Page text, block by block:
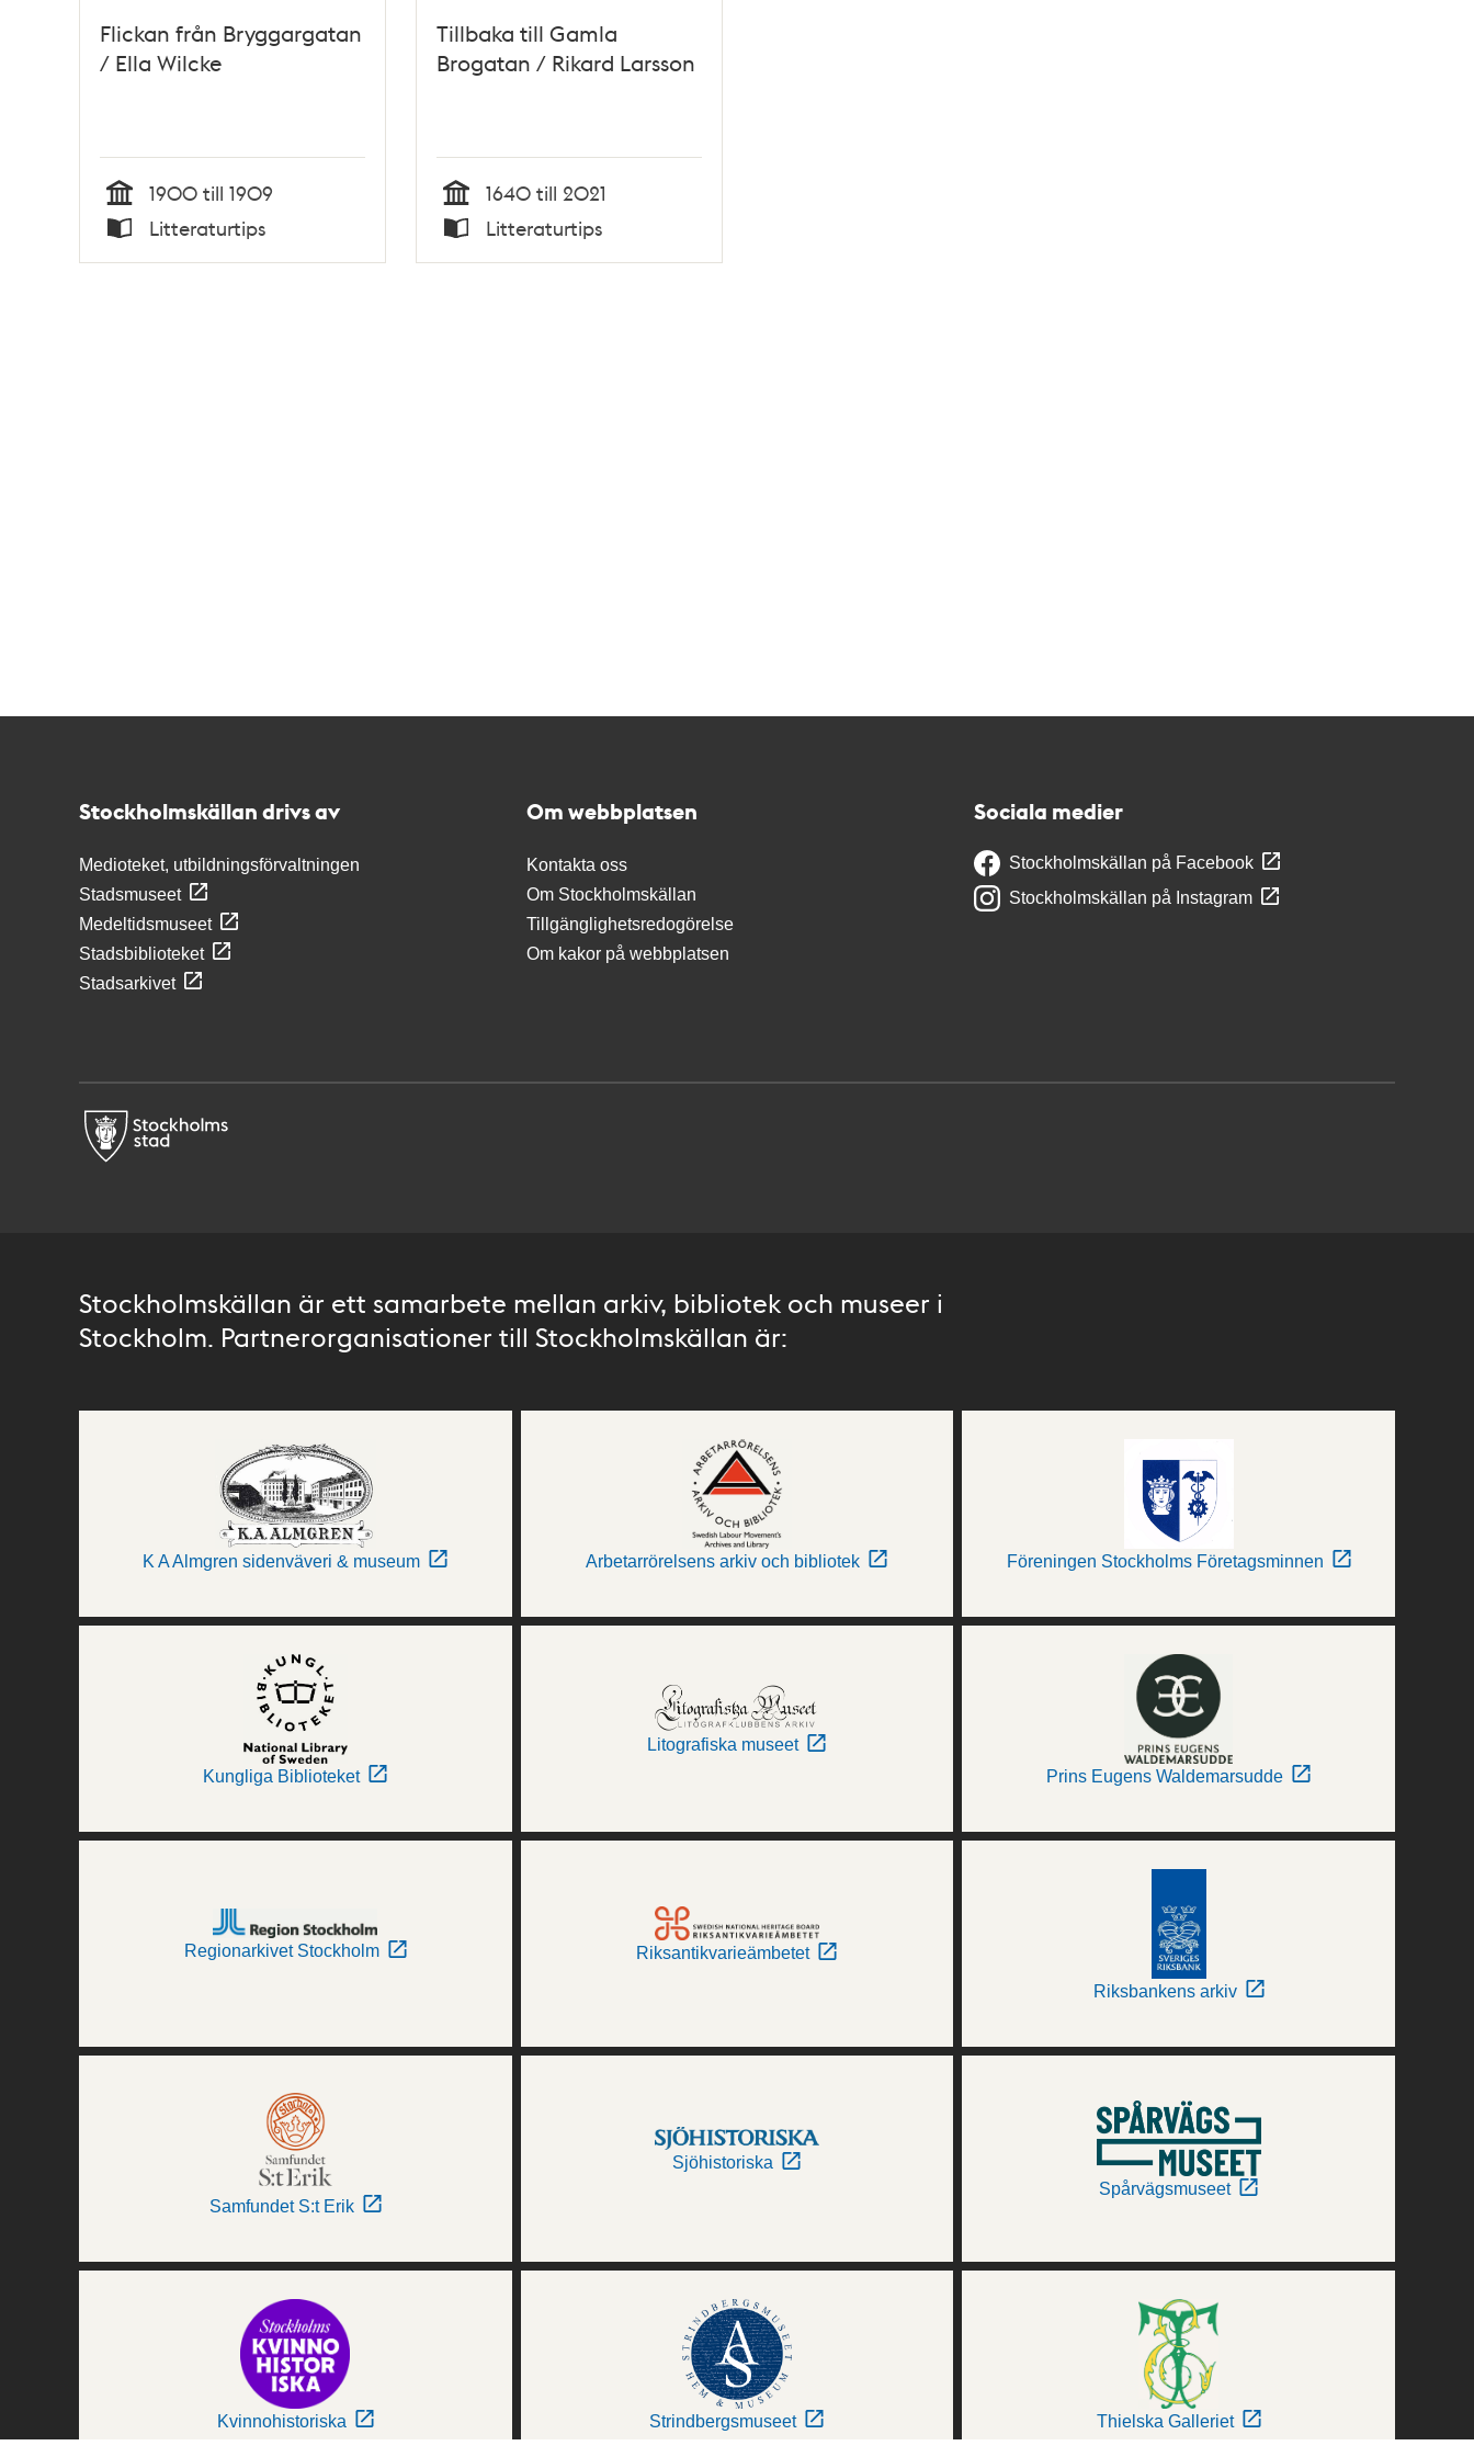
Flickan från Bryggargatan
/ Ella Wilcke
Tid
1900 till 1909
Typ
Litteraturtips
Tillbaka till Gamla
Brogatan / Rikard Larsson
Tid
1640 till 2021
Typ
Litteraturtips
Stockholmskällan drivs av
Medioteket, utbildningsförvaltningen
Stadsmuseet
Medeltidsmuseet
Stadsbiblioteket
Stadsarkivet
Om webbplatsen
Kontakta oss
Om Stockholmskällan
Tillgänglighetsredogörelse
Om kakor på webbplatsen
Sociala medier
Stockholmskällan på Facebook
Stockholmskällan på Instagram
Stockholmskällan är ett samarbete mellan arkiv, bibliotek och museer i
Stockholm. Partnerorganisationer till Stockholmskällan är:
K A Almgren sidenväveri & museum Arbetarrörelsens arkiv och bibliotek Föreningen Stockholms Företagsminnen
Kungliga Biblioteket
Litografiska museet
Prins Eugens Waldemarsudde
Regionarkivet Stockholm Riksantikvarieämbetet
Riksbankens arkiv
Samfundet S:t Erik
Sjöhistoriska
Spårvägsmuseet
Kvinnohistoriska Strindbergsmuseet Thielska Galleriet